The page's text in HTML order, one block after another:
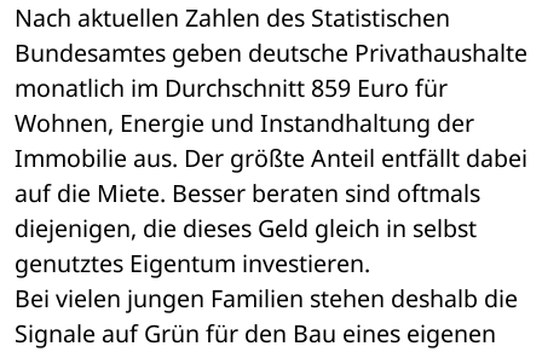
Nach aktuellen Zahlen des Statistischen
Bundesamtes geben deutsche Privathaushalte
monatlich im Durchschnitt 859 Euro für
Wohnen, Energie und Instandhaltung der
Immobilie aus. Der größte Anteil entfällt dabei
auf die Miete. Besser beraten sind oftmals
diejenigen, die dieses Geld gleich in selbst
genutztes Eigentum investieren.
Bei vielen jungen Familien stehen deshalb die
Signale auf Grün für den Bau eines eigenen